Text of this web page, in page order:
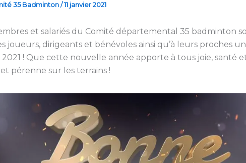
35 Badminton/11 janvier 2021
et salariés du Comité départemental 35 badminton
joueurs, dirigeants et bénévoles ainsi qu’à leurs proches
2021 ! Que cette nouvelle année apporte à tous joie, santé
pérenne sur les terrains !